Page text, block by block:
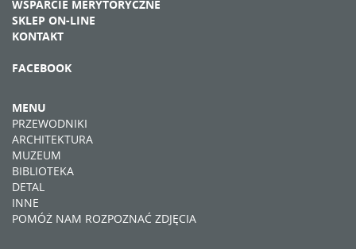
WSPARCIE MERYTORYCZNE
SKLEP ON-LINE
KONTAKT
FACEBOOK
MENU
PRZEWODNIKI
ARCHITEKTURA
MUZEUM
BIBLIOTEKA
DETAL
INNE
POMÓŻ NAM ROZPOZNAĆ ZDJĘCIA